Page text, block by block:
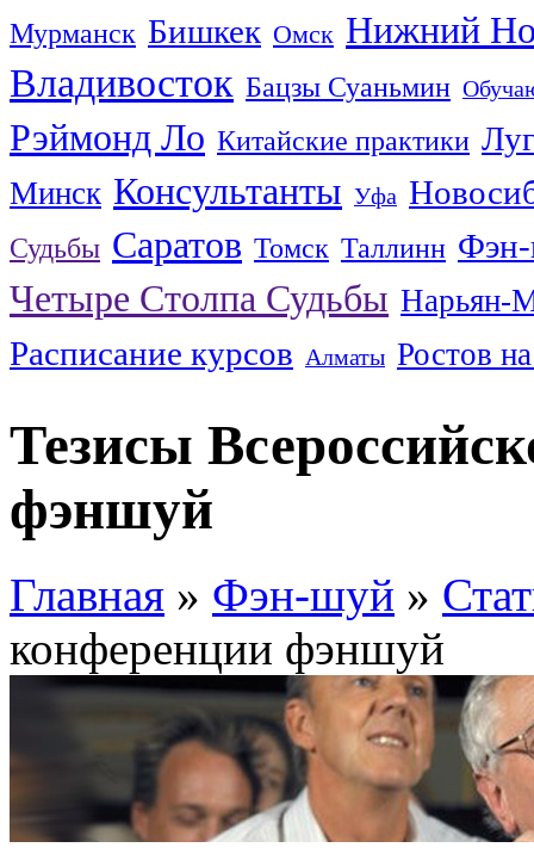
Мурманск Бишкек Омск Нижний
Владивосток Бацзы Суаньмин
Рэймонд Ло Китайские практики
Минск Консультанты Уфа
Судьбы Саратов Томск Таллинн
Четыре Столпа Судьбы Нарьян-
Расписание курсов Алматы Ростов
Тезисы
фэншуй
Главная » Фэн-шуй »
конференции фэншуй